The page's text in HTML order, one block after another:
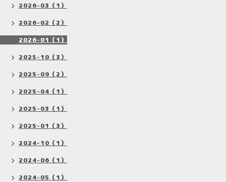
2026-03（1）
2026-02（2）
2026-01（1）
2025-10（3）
2025-09（2）
2025-04（1）
2025-03（1）
2025-01（3）
2024-10（1）
2024-06（1）
2024-05（1）